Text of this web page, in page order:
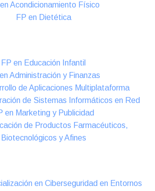
Acondicionamiento Físico
FP en Dietética
FP en Educación Infantil
Administración y Finanzas
de Aplicaciones Multiplataforma
de Sistemas Informáticos en Red
en Marketing y Publicidad
de Productos Farmacéuticos,
Biotecnológicos y Afines
en Ciberseguridad en Entornos